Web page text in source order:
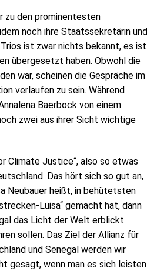
zu den prominentesten
noch ihre Staatssekretärin und
ist zwar nichts bekannt, es ist
übergesetzt haben. Obwohl die
war, scheinen die Gespräche im
verlaufen zu sein. Während
Baerbock von einem
zwei aus ihrer Sicht wichtige
Climate Justice“, also so etwas
Das hört sich so gut an,
Neubauer heißt, in behütetsten
Luisa“ gemacht hat, dann
das Licht der Welt erblickt
sollen. Das Ziel der Allianz für
und Senegal werden wir
gesagt, wenn man es sich leisten